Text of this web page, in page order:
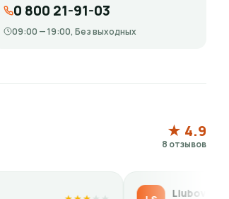
0 800 21-91-03
09:00 — 19:00, Без выходных
★ 4.9
8 отзывов
Liubov Samoilenko